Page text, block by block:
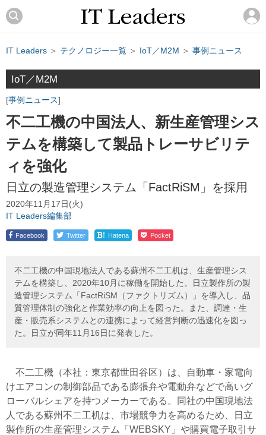
IT Leaders ＞ テクノロジー一覧 ＞ IoT／M2M ＞ 事例ニュース
IoT／M2M
事例ニュース
不二工機の中国法人、新生産管理シス
テムを構築して製品トレーサビリテ
ィを強化
日立の製造管理システム「FactRiSM」を採用
2020年11月17日(火)
IT Leaders編集部
Facebook Twitter ! Hatena Pocket
不二工機の中国現地法人である蘇州不二工机は、生産管理シス
テムを構築し、2020年10月に稼働を開始した。日立製作所の製
造管理システム「FactRiSM（ファクトリズム）」を導入し、品
質管理体制の強化と作業効率の向上を図った。また、調達・生
産・販売系システムとの連携によって経営判断の迅速化を図っ
た。日立が同年11月16日に発表した。
不二工機（本社：東京都世田谷区）は、
自動車・家電向
けエアコンの制御部品である 膨張弁や電動弁などで高いグ
ローバルシェアを持つ メーカーである。同社の中国現地法
人である蘇州不二工机は、市場競争力を高めるため、日立
製作所の生産管理システム「WEBSKY」や購買電子取引サ